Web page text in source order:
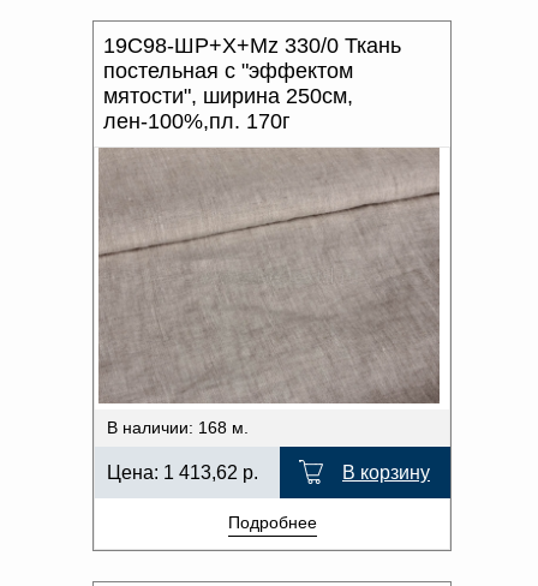
19С98-ШР+Х+Мz 330/0 Ткань
постельная с "эффектом
мятости", ширина 250см,
лен-100%,пл. 170г
В наличии: 168 м.
Цена: 1 413,62 р. В корзину
Подробнее